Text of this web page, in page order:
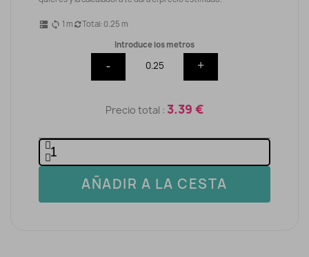
dns sync 1 m Total: 0.25 m
Introduce los metros
- +
Precio total : 3.39 €
AÑADIR A LA CESTA